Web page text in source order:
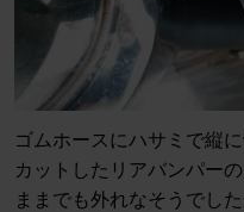
ゴムホースにハサミで縦
カットしたリアバンパー
ままでも外れなそうでし